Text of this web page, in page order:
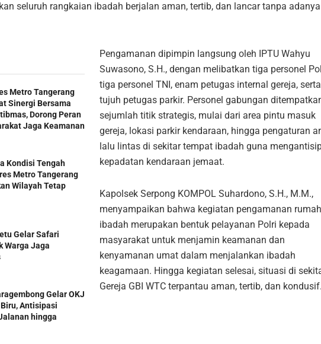
seluruh rangkaian ibadah berjalan aman, tertib, dan lancar tanpa adanya
Metro Tangerang
Sinergi Bersama
Dorong Peran
Jaga Keamanan
Kondisi Tengah
Metro Tangerang
Wilayah Tetap
Gelar Safari
Warga Jaga
Gelar OKJ
Antisipasi
hingga
Pengamanan dipimpin langsung oleh IPTU Wahyu
Suwasono, S.H., dengan melibatkan tiga personel
tiga personel TNI, enam petugas internal gereja, serta
tujuh petugas parkir. Personel gabungan
sejumlah titik strategis, mulai dari area pintu masuk
gereja, lokasi parkir kendaraan, hingga pengaturan
lalu lintas di sekitar tempat ibadah guna
kepadatan kendaraan jemaat.
Kapolsek Serpong KOMPOL Suhardono, S.H., M.M.,
menyampaikan bahwa kegiatan pengamanan rumah
ibadah merupakan bentuk pelayanan Polri kepada
masyarakat untuk menjamin keamanan dan
kenyamanan umat dalam menjalankan ibadah
keagamaan. Hingga kegiatan selesai, situasi di
Gereja GBI WTC terpantau aman, tertib, dan kondusif.